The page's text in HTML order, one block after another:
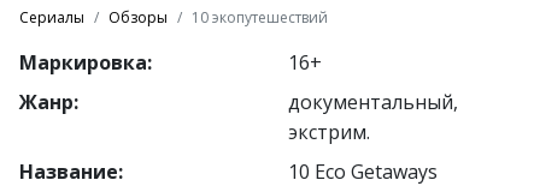
Сериалы Обзоры 10 экопутешествий
Маркировка:
16+
Жанр:
документальный,
экстрим.
Название:
10 Eco Getaways